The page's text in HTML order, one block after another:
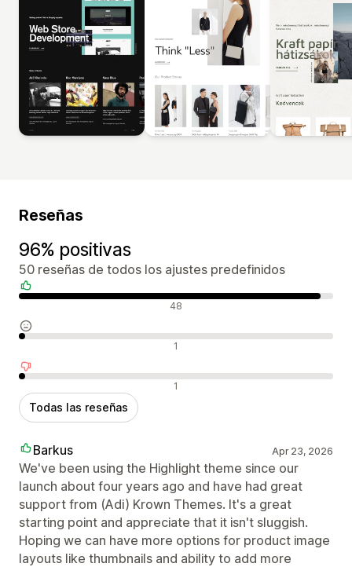
Reseñas
96% positivas
50 reseñas de todos los ajustes predefinidos
Reseñas positivas 48
Reseñas neutras 1
Reseñas negativas 1
Todas las reseñas
Barkus Apr 23, 2026
We've been using the Highlight theme since our
launch about four years ago and have had great
support from (Adi) Krown Themes. It's a great
starting point and appreciate that it isn't sluggish.
Hoping we can have more options for product image
layouts like thumbnails and ability to add more